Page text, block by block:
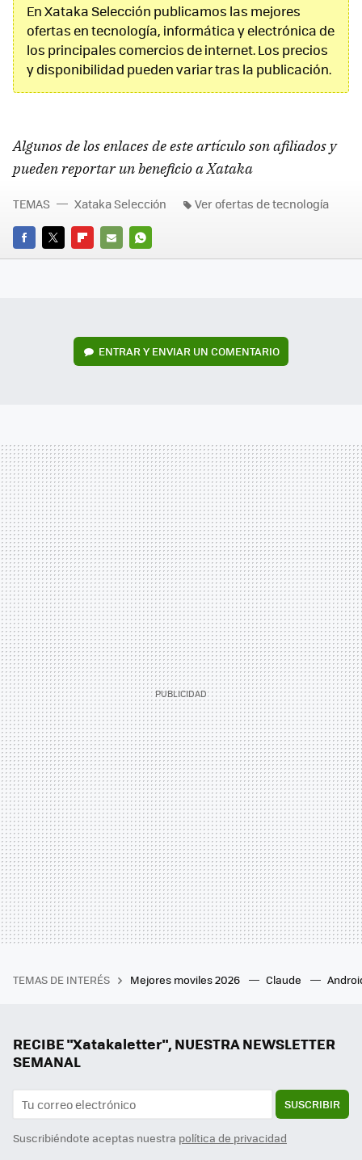
En Xataka Selección publicamos las mejores
ofertas en tecnología, informática y electrónica de
los principales comercios de internet. Los precios
y disponibilidad pueden variar tras la publicación.
Algunos de los enlaces de este artículo son afiliados y
pueden reportar un beneficio a Xataka
FACEBOOK
TWITTERFLIPBOARD
E-
WHATSAPP
TEMAS Xataka Selección Ver ofertas de tecnología
ENTRAR Y ENVIAR UN COMENTARIO
TEMAS DE INTERÉS Mejores moviles 2026 Claude
RECIBE "Xatakaletter", NUESTRA NEWSLETTER
SEMANAL
SUSCRIBIR
Suscribiéndote aceptas nuestra política de privacidad